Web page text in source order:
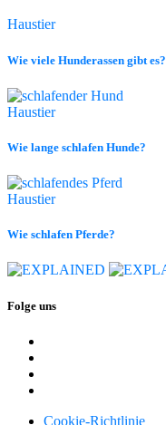
Haustier
Wie viele Hunderassen gibt es?
Haustier
Wie lange schlafen Hunde?
Haustier
Wie schlafen Pferde?
Folge uns
Cookie-Richtlinie